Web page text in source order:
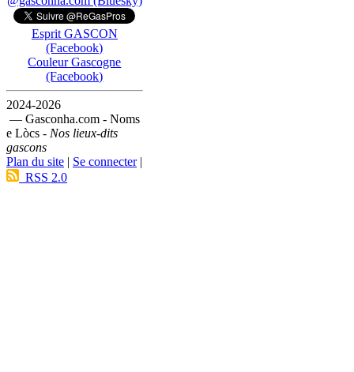
Esprit GASCON
(Facebook)
Couleur Gascogne
(Facebook)
2024-2026
— Gasconha.com - Noms
e Lòcs - Nos lieux-dits
gascons
Plan du site | Se connecter|
RSS 2.0